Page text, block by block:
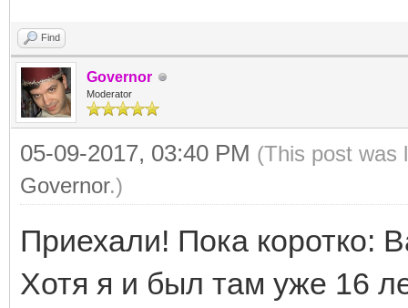
Find
Governor
Moderator
05-09-2017, 03:40 PM (This post was
Governor.)
Приехали! Пока коротко:
Хотя я и был там уже 16